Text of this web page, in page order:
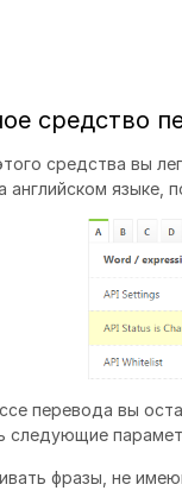
средство
средства вы
английском языке,
перевода вы
следующие
фразы, не